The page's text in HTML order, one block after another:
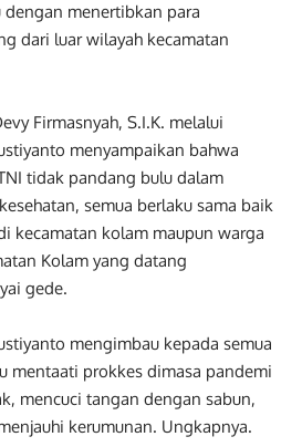
menertibkan para
dari luar wilayah kecamatan
Firmasnyah, S.I.K. melalui
menyampaikan bahwa
tidak pandang bulu dalam
semua berlaku sama baik
kecamatan kolam maupun warga
Kolam yang datang
gede.
mengimbau kepada semua
mentaati prokkes dimasa pandemi
mencuci tangan dengan sabun,
kerumunan. Ungkapnya.